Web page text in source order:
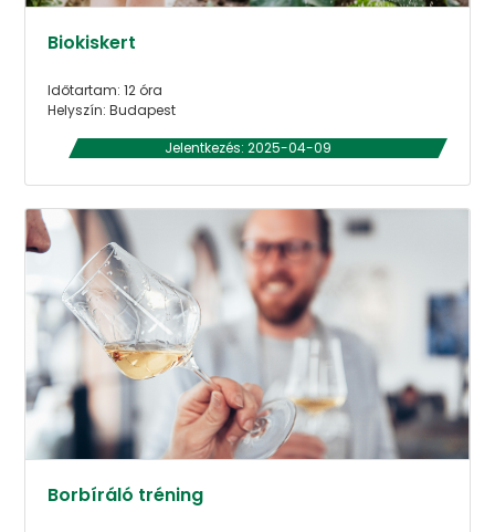
Biokiskert
Időtartam: 12 óra
Helyszín: Budapest
Jelentkezés: 2025-04-09
Borbíráló tréning